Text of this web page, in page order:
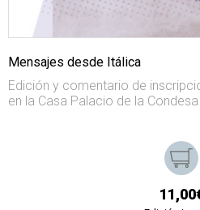
Mensajes desde Itálica
Edición y comentario de
en la Casa Palacio de la